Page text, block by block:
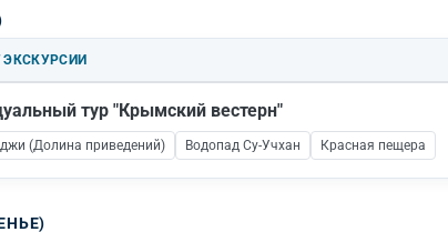
тур "Крымский вестерн"
(Долина приведений) Водопад Су-Учхан Красная пещера